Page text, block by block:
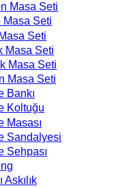
Masa Seti
Masa Seti
Seti
Masa Seti
Masa Seti
Masa Seti
Bankı
Koltuğu
Masası
Sandalyesi
Sehpası
Askılık